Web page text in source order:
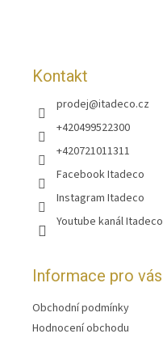
Kontakt
prodej@itadeco.cz
+420499522300
+420721011311
Facebook Itadeco
Instagram Itadeco
Youtube kanál Itadeco
Informace pro vás
Obchodní podmínky
Hodnocení obchodu